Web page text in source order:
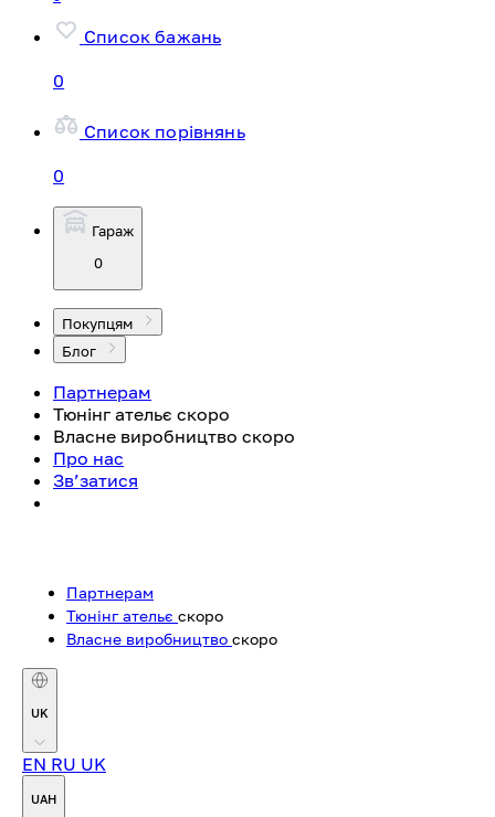
Список бажань
0
Список порівнянь
0
Гараж
0
Покупцям
Блог
Партнерам
Тюнінг ательє скоро
Власне виробництво скоро
Про нас
Зв’затися
Партнерам
Тюнінг ательє скоро
Власне виробництво скоро
UK
EN RU UK
UAH